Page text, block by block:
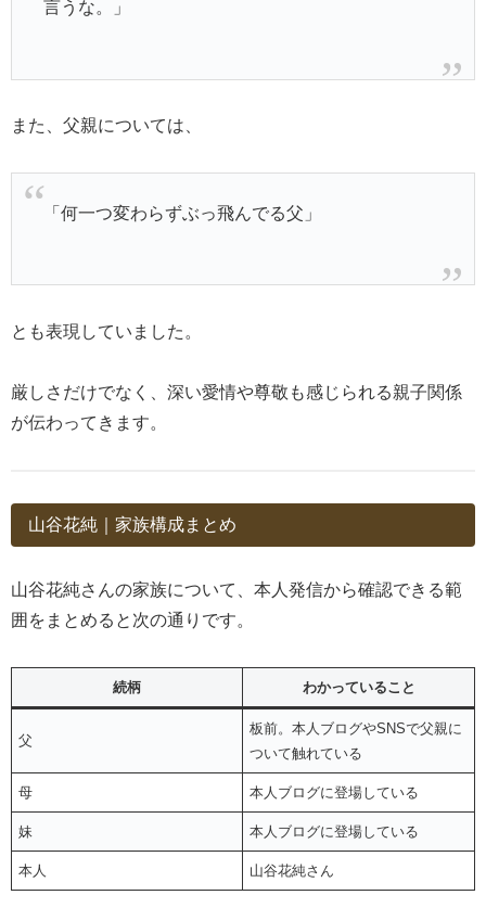
言うな。」
また、父親については、
「何一つ変わらずぶっ飛んでる父」
とも表現していました。
厳しさだけでなく、深い愛情や尊敬も感じられる親子関係
が伝わってきます。
山谷花純｜家族構成まとめ
山谷花純さんの家族について、本人発信から確認できる範
囲をまとめると次の通りです。
続柄 わかっていること
父
板前。本人ブログやSNSで父親に
ついて触れている
母 本人ブログに登場している
妹 本人ブログに登場している
本人 山谷花純さん